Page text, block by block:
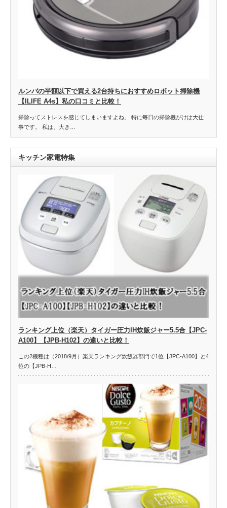
ルンバの半額以下で買える2台持ちにおすすめロボット掃除機
【ILIFE A4s】私の口コミと比較！
掃除ってストレスを感じてしまいますよね。 特に毎日の掃除機がけは大仕
事です。 私は、大き…
キッチン家電特集
ランキング上位（楽天）タイガー圧力IH炊飯ジャー5.5合【JPC-
A100】【JPB-H102】の違いと比較！
この2機種は（2018/9月）楽天ランキング炊飯器部門で1位【JPC-A100】と4
位の【JPB-H…